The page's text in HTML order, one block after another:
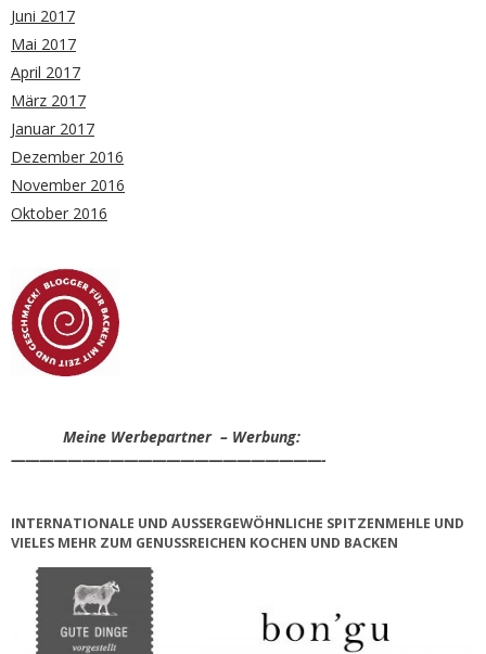
Juni 2017
Mai 2017
April 2017
März 2017
Januar 2017
Dezember 2016
November 2016
Oktober 2016
Meine Werbepartner – Werbung:
——————————————————————-
INTERNATIONALE UND AUSSERGEWÖHNLICHE SPITZENMEHLE UND V
IELES MEHR ZUM GENUSSREICHEN KOCHEN UND BACKEN